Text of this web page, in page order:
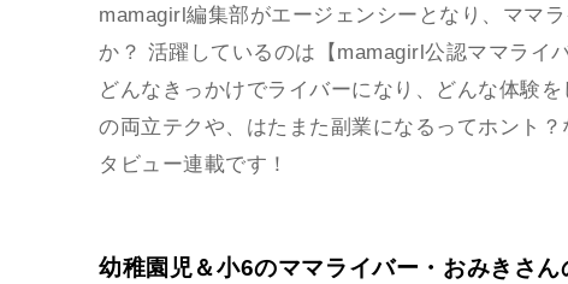
mamagirl編集部がエージェンシーとなり、ママ
か？ 活躍しているのは【mamagirl公認ママライ
どんなきっかけでライバーになり、どんな体験
の両立テクや、はたまた副業になるってホント
タビュー連載です！
幼稚園児＆小6のママライバー・おみきさん